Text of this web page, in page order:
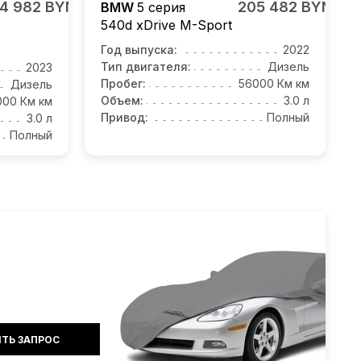
982 BYN
2023
Дизель
Км км
3.0 л
Полный
BMW 5 серия
540d xDrive M-Sport
205 482 BYN
Год выпуска:
2022
Тип двигателя:
Дизель
Пробег:
56000 Км км
Объем:
3.0 л
Привод:
Полный